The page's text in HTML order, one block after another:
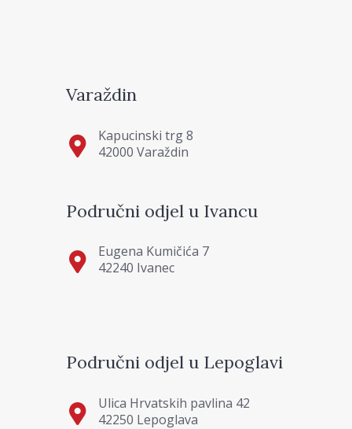
Varaždin
Kapucinski trg 8
42000 Varaždin
Područni odjel u Ivancu
Eugena Kumičića 7
42240 Ivanec
Područni odjel u Lepoglavi
Ulica Hrvatskih pavlina 42
42250 Lepoglava